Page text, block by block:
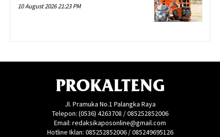
10 August 2026 21:23 PM
PROKALTENG
Jl. Pramuka No.1 Palangka Raya
Telepon: (0536) 4263708 / 085252852006
Email: redaksikaposonline@gmail.com
Hotline Iklan: 085252852006 / 085249695126